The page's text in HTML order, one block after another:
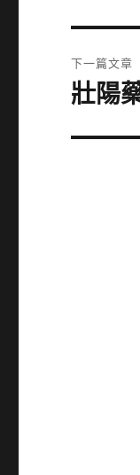
篇
文
章:
下一篇文章
下
篇
壯陽